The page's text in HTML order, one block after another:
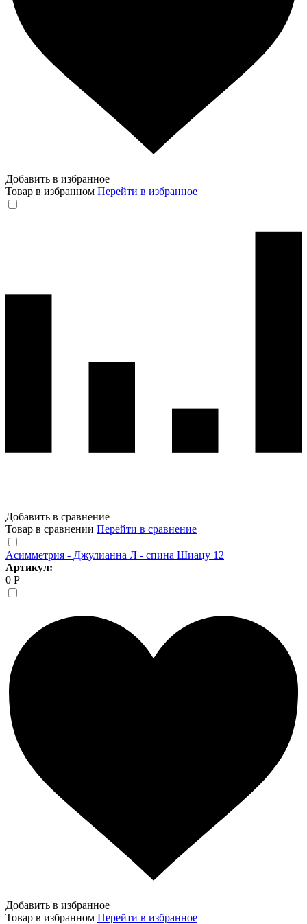
Добавить в избранное
Товар в избранном Перейти в избранное
Добавить в сравнение
Товар в сравнении Перейти в сравнение
Асимметрия - Джулианна Л - спина Шиацу 12
Артикул:
0 Р
Добавить в избранное
Товар в избранном Перейти в избранное